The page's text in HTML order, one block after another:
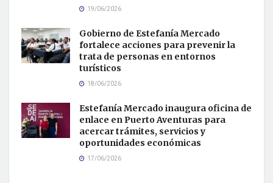
19/06/2026
Gobierno de Estefanía Mercado
fortalece acciones para prevenir la
trata de personas en entornos
turísticos
18/06/2026
Estefanía Mercado inaugura oficina de
enlace en Puerto Aventuras para
acercar trámites, servicios y
oportunidades económicas
17/06/2026